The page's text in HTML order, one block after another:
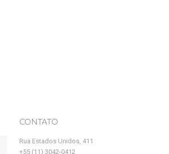
CONTATO
Rua Estados Unidos, 411
+55 (11) 3042-0412